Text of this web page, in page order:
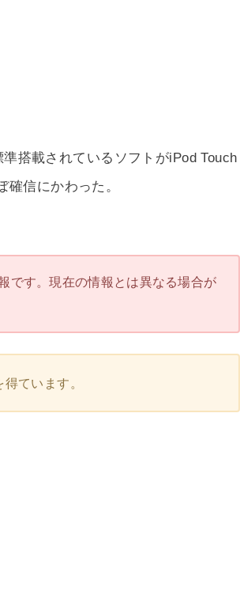
搭載されているソフトがiPod Touch
信にかわった。
です。現在の情報とは異なる場合が
ています。